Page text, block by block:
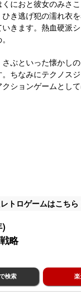
におと彼女のみさ
ひき逃げ犯の濡れ衣
きます。熱血硬派
ぶといった懐かし
。ちなみにテクノス
クションゲームとし
トロゲームはこちら
)
略
検索